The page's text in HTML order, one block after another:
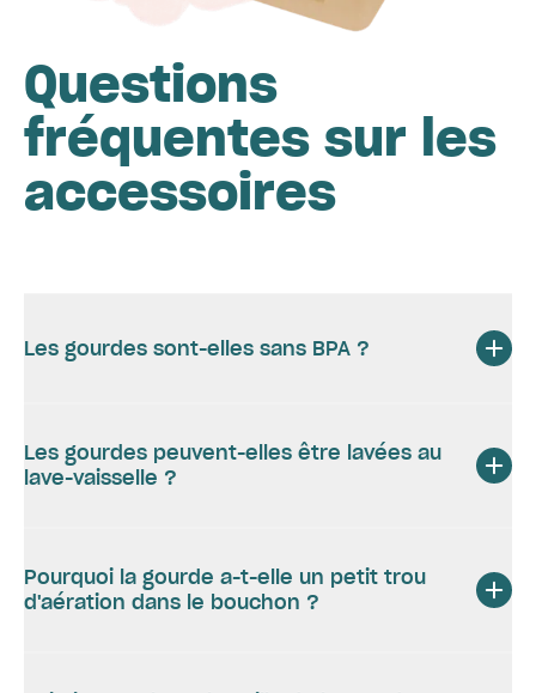
Questions
fréquentes sur les
accessoires
Les gourdes sont-elles sans BPA ?
Les gourdes peuvent-elles être lavées au
lave-vaisselle ?
Pourquoi la gourde a-t-elle un petit trou
d'aération dans le bouchon ?